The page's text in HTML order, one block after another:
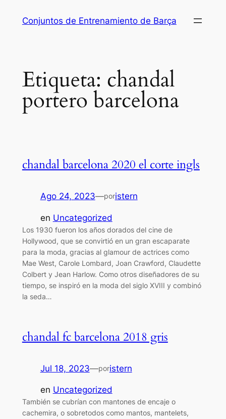
Conjuntos de Entrenamiento de Barça
Etiqueta: chandal
portero barcelona
chandal barcelona 2020 el corte ingls
Ago 24, 2023—poristern
en Uncategorized
Los 1930 fueron los años dorados del cine de
Hollywood, que se convirtió en un gran escaparate
para la moda, gracias al glamour de actrices como
Mae West, Carole Lombard, Joan Crawford, Claudette
Colbert y Jean Harlow. Como otros diseñadores de su
tiempo, se inspiró en la moda del siglo XVIII y combinó
la seda…
chandal fc barcelona 2018 gris
Jul 18, 2023—poristern
en Uncategorized
También se cubrían con mantones de encaje o
cachemira, o sobretodos como mantos, mantelets,